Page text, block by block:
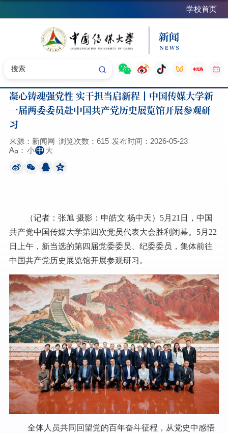
学校首页
凝心铸魂强党性 实干担当启新程┃中国传媒大学新
一届两委委员赴中国共产党历史展览馆开展参观研
习
来源：新闻网 浏览次数： 615 发布时间：2026-05-23
： 小中 大
（记者：张旭 摄影：申皓文 杨中天） 5月21日，中国
共产党中国传媒大学第四次党员代表大会胜利闭幕。5月22
日上午，新当选的第四届党委委员、纪委委员，集体前往
中国共产党历史展览馆开展参观研习。
全体人员共同回望党的百年奋斗征程，从党史中感悟